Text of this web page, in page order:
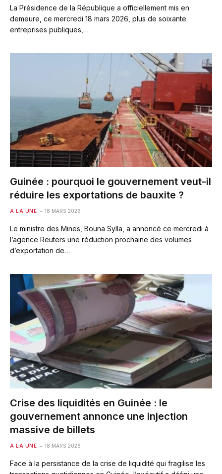
La Présidence de la République a officiellement mis en
demeure, ce mercredi 18 mars 2026, plus de soixante
entreprises publiques,…
Guinée : pourquoi le gouvernement veut-il
réduire les exportations de bauxite ?
A LA UNE 18 MARS 2026
Le ministre des Mines, Bouna Sylla, a annoncé ce mercredi à
l’agence Reuters une réduction prochaine des volumes
d’exportation de…
Crise des liquidités en Guinée : le
gouvernement annonce une injection
massive de billets
A LA UNE 18 MARS 2026
Face à la persistance de la crise de liquidité qui fragilise les